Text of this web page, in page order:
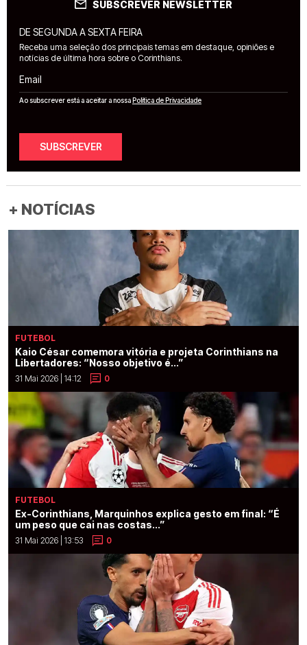
SUBSCREVER NEWSLETTER
DE SEGUNDA A SEXTA FEIRA
Receba uma seleção dos principais temas em destaque, opiniões e
notícias de última hora sobre o Corinthians.
Email
Ao subscrever está a aceitar a nossaPolítica de Privacidade
SUBSCREVER
+ NOTÍCIAS
FUTEBOL
Kaio César comemora vitória e projeta Corinthians na
Libertadores: “Nosso objetivo é...”
31 Mai 2026 | 14:12 0
FUTEBOL
Ex-Corinthians, Marquinhos explica gesto em final: “É
um peso que cai nas costas...”
31 Mai 2026 | 13:53 0